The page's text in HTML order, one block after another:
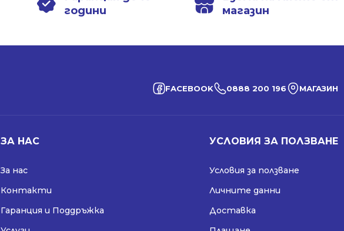
години
магазин
FACEBOOK 0888 200 196 МАГАЗИН
ЗА НАС
За нас
Контакти
Гаранция и Поддръжка
УСЛОВИЯ ЗА ПОЛЗВАНЕ
Условия за ползване
Личните данни
Доставка